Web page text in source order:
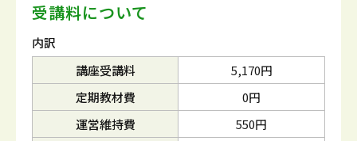
受講料について
内訳
講座受講料
5,170円
定期教材費
0円
運営維持費
550円